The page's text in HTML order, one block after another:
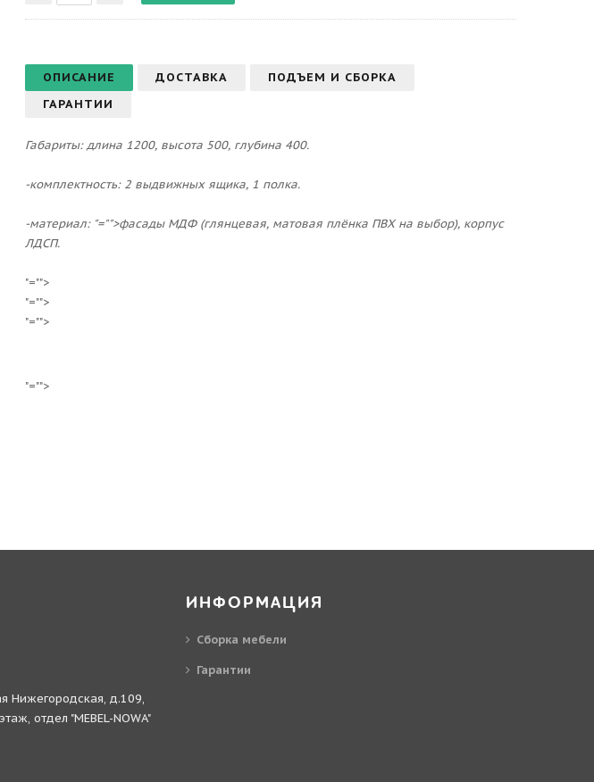
ОПИСАНИЕ ДОСТАВКА
ПОДЪЕМ И СБОРКА
ГАРАНТИИ
Габариты: длина 1200, высота 500, глубина 400.
-комплектность: 2 выдвижных ящика, 1 полка.
-материал: "="">фасады МДФ (глянцевая, матовая плёнка ПВХ на выбор), корпус
ЛДСП.
"="">
"="">
"="">
"="">
Нижегородская, д.109,
отдел "MEBEL-NOWA"
ИНФОРМАЦИЯ
Сборка мебели
Гарантии